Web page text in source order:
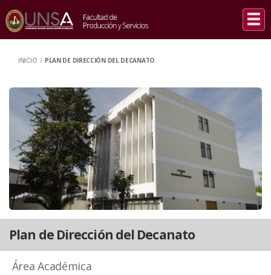
INICIO / PLAN DE DIRECCIÓN DEL DECANATO
Plan de Dirección del Decanato
Área Académica